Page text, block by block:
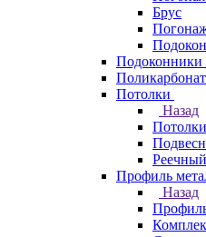
Брус
Подоконники
Поликарбонат
Потолки
Назад
Потолки
Реечный
Профиль
Назад